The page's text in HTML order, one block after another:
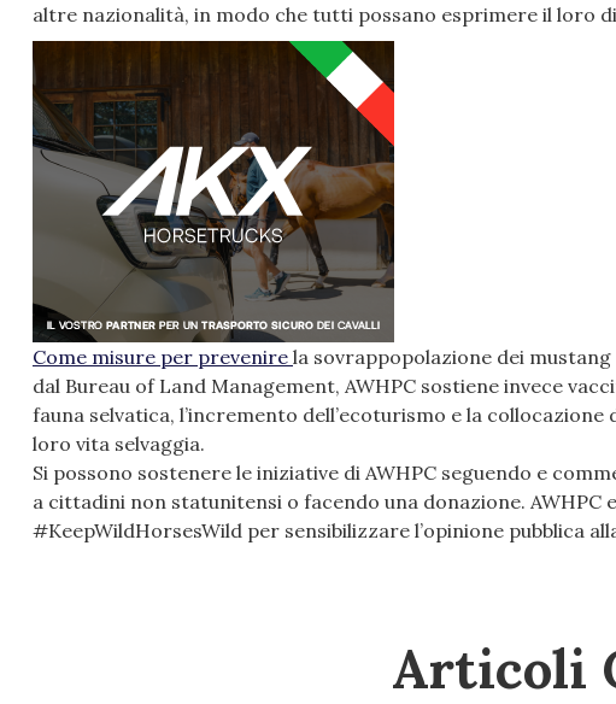
altre nazionalità, in modo che tutti possano esprimere il loro
Come misure per prevenire la sovrappopolazione dei
dal Bureau of Land Management, AWHPC sostiene invece
fauna selvatica, l’incremento dell’ecoturismo e la
loro vita selvaggia.
Si possono sostenere le iniziative di AWHPC seguendo e
a cittadini non statunitensi o facendo una donazione.
#KeepWildHorsesWild per sensibilizzare l’opinione pubblica
Articoli